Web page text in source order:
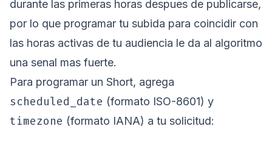
durante las primeras horas despues de publicarse,
por lo que programar tu subida para coincidir con
las horas activas de tu audiencia le da al algoritmo
una senal mas fuerte.
Para programar un Short, agrega
scheduled_date (formato ISO-8601) y
timezone (formato IANA) a tu solicitud: